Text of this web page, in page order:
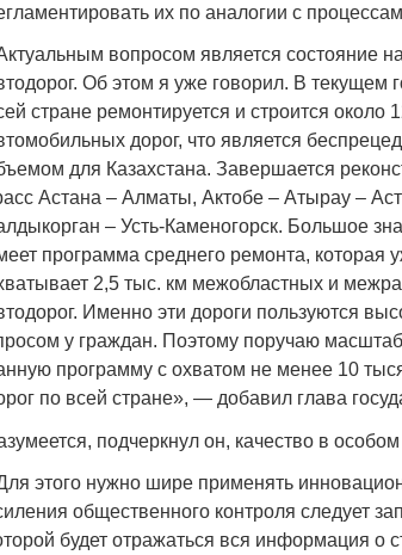
их по аналогии с
вопросом является состояние
Об этом я уже говорил. В текущем
стране ремонтируется и строится около
дорог, что является
для Казахстана. Завершается
Астана – Алматы, Актобе – Атырау –
– Усть-Каменогорск. Большое
программа среднего ремонта, которая
2,5 тыс. км межобластных и
Именно эти дороги пользуются
у граждан. Поэтому поручаю
программу с охватом не менее 10
по всей стране», — добавил глава
подчеркнул он, качество в
этого нужно шире применять
общественного контроля следует
будет отражаться вся информация о